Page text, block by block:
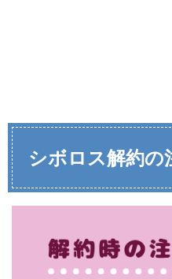
シボロス解約の